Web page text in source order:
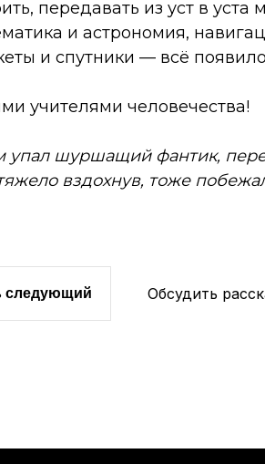
передавать из уст в
и астрономия,
и спутники — всё
учителями человечества!
упал шуршащий фантик,
вздохнув, тоже
следующий Обсудить